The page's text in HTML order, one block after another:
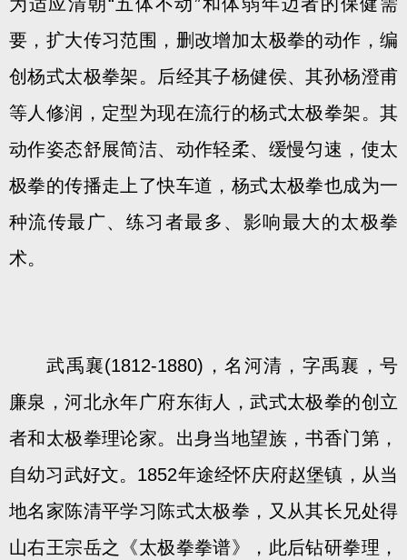
要，扩大传习范围，删改增加太极拳的动作，编
创杨式太极拳架。后经其子杨健侯、其孙杨澄甫
等人修润，定型为现在流行的杨式太极拳架。其
动作姿态舒展简洁、动作轻柔、缓慢匀速，使太
极拳的传播走上了快车道，杨式太极拳也成为一
种流传最广、练习者最多、影响最大的太极拳
术。
武禹襄(1812-1880)，名河清，字禹襄，号
廉泉，河北永年广府东街人，武式太极拳的创立
者和太极拳理论家。出身当地望族，书香门第，
自幼习武好文。1852年途经怀庆府赵堡镇，从当
地名家陈清平学习陈式太极拳，又从其长兄处得
山右王宗岳之《太极拳拳谱》，此后钻研拳理，